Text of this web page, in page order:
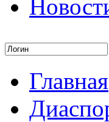
Главная